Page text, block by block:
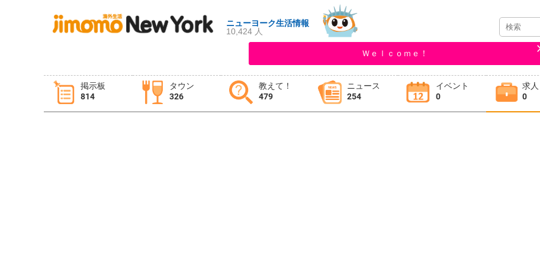
ニューヨーク生活情報
10,424 人
Ｗｅｌｃｏｍｅ！
掲示板
814
タウン
326
教えて！
479
ニュース
254
イベント
0
求人
0
タウン情報